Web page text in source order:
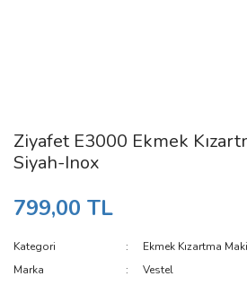
Ziyafet E3000 Ekmek
Siyah-Inox
799,00 TL
Kategori
Ekmek Kızartma
Marka
Vestel